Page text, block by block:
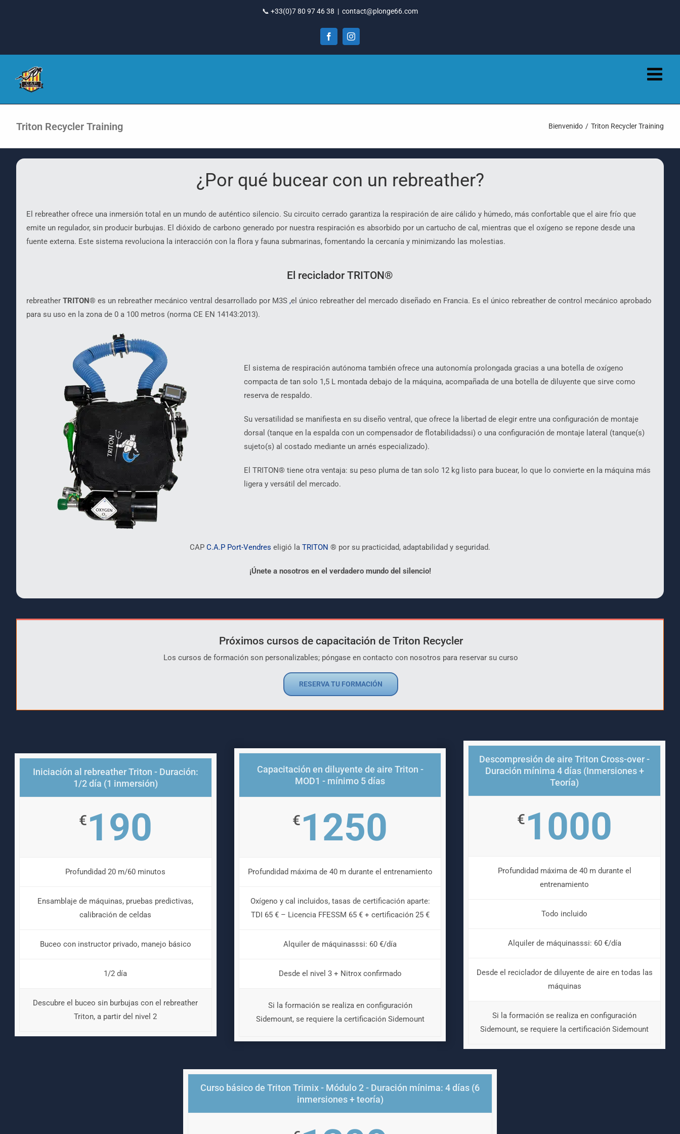
📞 +33(0)7 80 97 46 38 | contact@plonge66.com
FacebookInstagram
Triton Recycler Training Bienvenido Triton Recycler Training
¿Por qué bucear con un rebreather?
El rebreather ofrece una inmersión total en un mundo de auténtico silencio. Su circuito cerrado garantiza la respiración de aire cálido y húmedo, más confortable que el aire frío que
emite un regulador, sin producir burbujas. El dióxido de carbono generado por nuestra respiración es absorbido por un cartucho de cal, mientras que el oxígeno se repone desde una
fuente externa. Este sistema revoluciona la interacción con la flora y fauna submarinas, fomentando la cercanía y minimizando las molestias.
El reciclador TRITON®
rebreather TRITON® es un rebreather mecánico ventral desarrollado por M3S ,el único rebreather del mercado diseñado en Francia. Es el único rebreather de control mecánico aprobado
para su uso en la zona de 0 a 100 metros (norma CE EN 14143:2013).
El sistema de respiración autónoma también ofrece una autonomía prolongada gracias a una botella de oxígeno
compacta de tan solo 1,5 L montada debajo de la máquina, acompañada de una botella de diluyente que sirve como
reserva de respaldo.
Su versatilidad se manifiesta en su diseño ventral, que ofrece la libertad de elegir entre una configuración de montaje
dorsal (tanque en la espalda con un compensador de flotabilidadssi) o una configuración de montaje lateral (tanque(s)
sujeto(s) al costado mediante un arnés especializado).
El TRITON® tiene otra ventaja: su peso pluma de tan solo 12 kg listo para bucear, lo que lo convierte en la máquina más
ligera y versátil del mercado.
CAP C.A.P Port-Vendres eligió la TRITON ® por su practicidad, adaptabilidad y seguridad.
¡Únete a nosotros en el verdadero mundo del silencio!
Próximos cursos de capacitación de Triton Recycler
Los cursos de formación son personalizables; póngase en contacto con nosotros para reservar su curso
RESERVA TU FORMACIÓN
Iniciación al rebreather Triton - Duración:
1/2 día (1 inmersión)
€ 190
Profundidad 20 m/60 minutos
Ensamblaje de máquinas, pruebas predictivas,
calibración de celdas
Buceo con instructor privado, manejo básico
1/2 día
Descubre el buceo sin burbujas con el rebreather
Triton, a partir del nivel 2
Capacitación en diluyente de aire Triton -
MOD1 - mínimo 5 días
€ 1250
Profundidad máxima de 40 m durante el entrenamiento
Oxígeno y cal incluidos, tasas de certificación aparte:
TDI 65 € – Licencia FFESSM 65 € + certificación 25 €
Alquiler de máquinasssi: 60 €/día
Desde el nivel 3 + Nitrox confirmado
Si la formación se realiza en configuración
Sidemount, se requiere la certificación Sidemount
Descompresión de aire Triton Cross-over -
Duración mínima 4 días (Inmersiones +
Teoría)
€ 1000
Profundidad máxima de 40 m durante el
entrenamiento
Todo incluido
Alquiler de máquinasssi: 60 €/día
Desde el reciclador de diluyente de aire en todas las
máquinas
Si la formación se realiza en configuración
Sidemount, se requiere la certificación Sidemount
Curso básico de Triton Trimix - Módulo 2 - Duración mínima: 4 días (6
inmersiones + teoría)